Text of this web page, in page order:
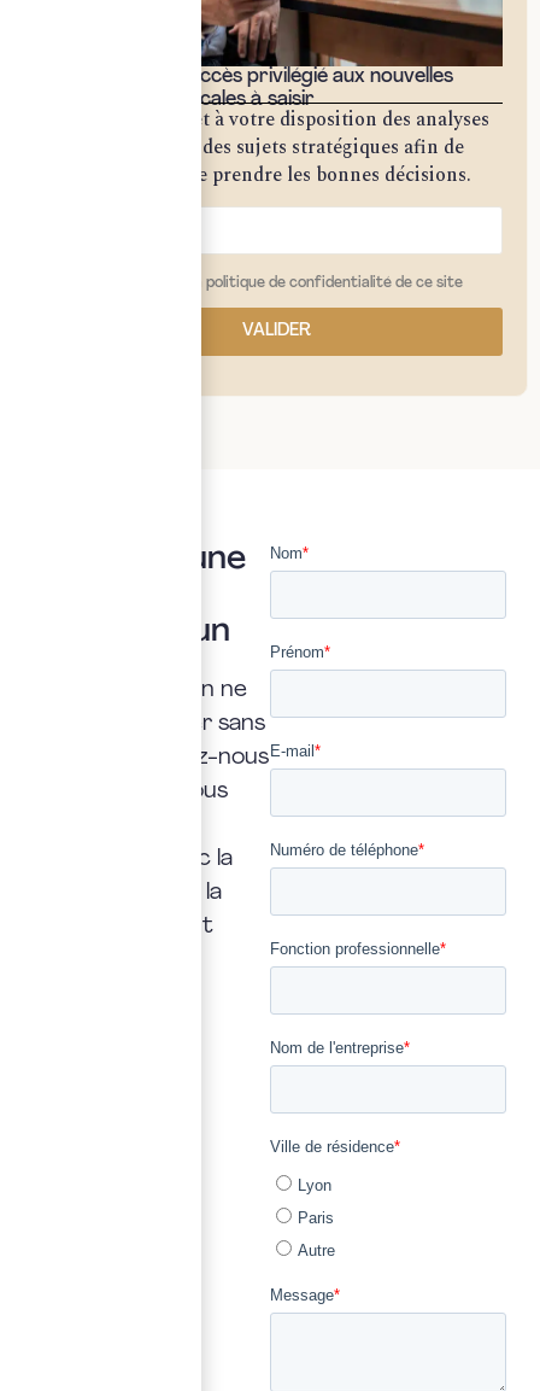
Bénéficiez d'un accès privilégié aux nouvelles
opportunités fiscales à saisir
Notre cabinet met à votre disposition des analyses
approfondies sur des sujets stratégiques afin de
vous permettre de prendre les bonnes décisions.
j'ai lu et j'accepte la politique de confidentialité de ce site
VALIDER
Vous avez une
Posez là à un
Une interrogation ne
doit jamais rester sans
réponse. Confiez-nous
la vôtre : nous vous
rapidement, avec la
transparence et la
précision qui font